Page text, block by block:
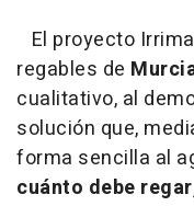
El proyecto
regables de
cualitativo, al
solución que,
forma sencilla al
cuánto debe